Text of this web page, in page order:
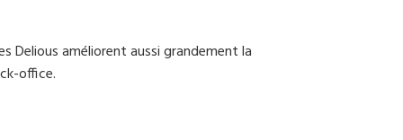
Delious améliorent aussi grandement la
office.